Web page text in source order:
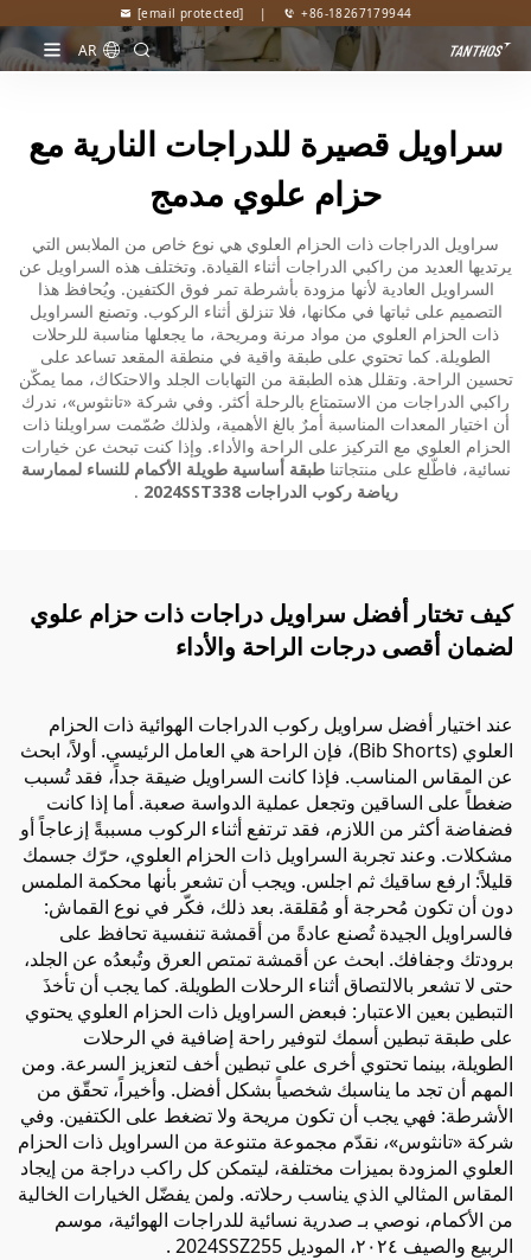
[email protected] | +86-18267179944
AR
سراويل قصيرة للدراجات النارية مع
حزام علوي مدمج
سراويل الدراجات ذات الحزام العلوي هي نوع خاص من الملابس التي
يرتديها العديد من راكبي الدراجات أثناء القيادة. وتختلف هذه السراويل عن
السراويل العادية لأنها مزودة بأشرطة تمر فوق الكتفين. ويُحافظ هذا
التصميم على ثباتها في مكانها، فلا تنزلق أثناء الركوب. وتصنع السراويل
ذات الحزام العلوي من مواد مرنة ومريحة، ما يجعلها مناسبة للرحلات
الطويلة. كما تحتوي على طبقة واقية في منطقة المقعد تساعد على
تحسين الراحة. وتقلل هذه الطبقة من التهابات الجلد والاحتكاك، مما يمكّن
راكبي الدراجات من الاستمتاع بالرحلة أكثر. وفي شركة «تانثوس»، ندرك
أن اختيار المعدات المناسبة أمرٌ بالغ الأهمية، ولذلك صُمّمت سراويلنا ذات
الحزام العلوي مع التركيز على الراحة والأداء. وإذا كنت تبحث عن خيارات
نسائية، فاطّلع على منتجاتناطبقة أساسية طويلة الأكمام للنساء لممارسة
رياضة ركوب الدراجات 2024SST338
.
كيف تختار أفضل سراويل دراجات ذات حزام علوي
لضمان أقصى درجات الراحة والأداء
عند اختيار أفضل سراويل ركوب الدراجات الهوائية ذات الحزام
العلوي (Bib Shorts)، فإن الراحة هي العامل الرئيسي. أولاً، ابحث
عن المقاس المناسب. فإذا كانت السراويل ضيقة جداً، فقد تُسبب
ضغطاً على الساقين وتجعل عملية الدواسة صعبة. أما إذا كانت
فضفاضة أكثر من اللازم، فقد ترتفع أثناء الركوب مسببةً إزعاجاً أو
مشكلات. وعند تجربة السراويل ذات الحزام العلوي، حرّك جسمك
قليلاً: ارفع ساقيك ثم اجلس. ويجب أن تشعر بأنها محكمة الملمس
دون أن تكون مُحرجة أو مُقلقة. بعد ذلك، فكّر في نوع القماش:
فالسراويل الجيدة تُصنع عادةً من أقمشة تنفسية تحافظ على
برودتك وجفافك. ابحث عن أقمشة تمتص العرق وتُبعدُه عن الجلد،
حتى لا تشعر بالالتصاق أثناء الرحلات الطويلة. كما يجب أن تأخذَ
التبطين بعين الاعتبار: فبعض السراويل ذات الحزام العلوي يحتوي
على طبقة تبطين أسمك لتوفير راحة إضافية في الرحلات
الطويلة، بينما تحتوي أخرى على تبطين أخف لتعزيز السرعة. ومن
المهم أن تجد ما يناسبك شخصياً بشكل أفضل. وأخيراً، تحقّق من
الأشرطة: فهي يجب أن تكون مريحة ولا تضغط على الكتفين. وفي
شركة «تانثوس»، نقدّم مجموعة متنوعة من السراويل ذات الحزام
العلوي المزودة بميزات مختلفة، ليتمكن كل راكب دراجة من إيجاد
المقاس المثالي الذي يناسب رحلاته. ولمن يفضّل الخيارات الخالية
من الأكمام، نوصي بـصدرية نسائية للدراجات الهوائية، موسم
الربيع والصيف ٢٠٢٤، الموديل 2024SSZ255
.